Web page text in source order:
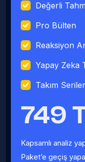
Değerli
Pro Bülten
Reaksiyon
Yapay Zeka
Takım
749
Kapsamlı analiz
Paket’e geçiş